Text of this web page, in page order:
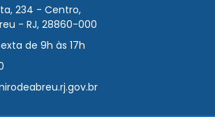
234 - Centro,
- RJ, 28860-000
de 9h às 17h